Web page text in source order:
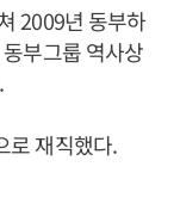
2009년 동부하
부그룹 역사상
로 재직했다.